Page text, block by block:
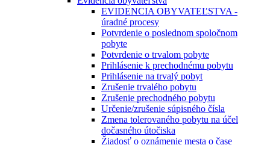
EVIDENCIA OBYVATEĽSTVA -
úradné procesy
Potvrdenie o poslednom spoločnom
pobyte
Potvrdenie o trvalom pobyte
Prihlásenie k prechodnému pobytu
Prihlásenie na trvalý pobyt
Zrušenie trvalého pobytu
Zrušenie prechodného pobytu
Určenie/zrušenie súpisného čísla
Zmena tolerovaného pobytu na účel
dočasného útočiska
Žiadosť o oznámenie mesta o čase